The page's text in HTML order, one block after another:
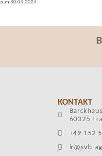
30.04.2024
KONTAKT
60325
+49 152
ir@svb-